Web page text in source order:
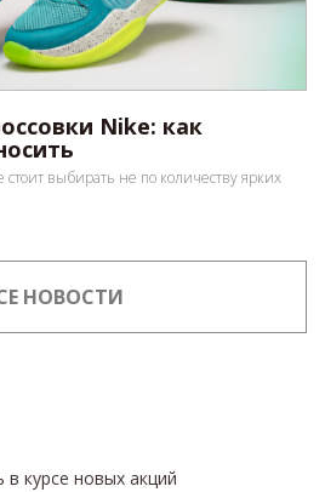
Nike: как
выбирать не по количеству ярких
НОВОСТИ
в курсе новых акций